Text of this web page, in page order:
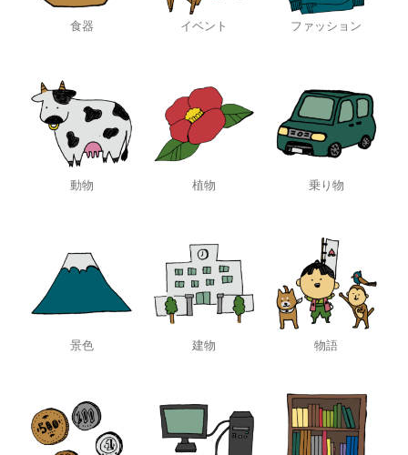
食器 イベント ファッション
動物 植物 乗り物
景色 建物 物語